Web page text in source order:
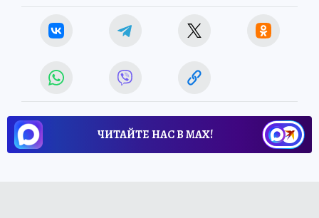
ЧИТАЙТЕ НАС В МАХ!